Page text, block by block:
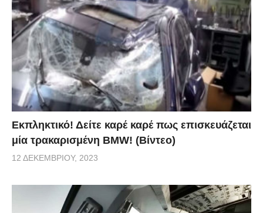
Εκπληκτικό! Δείτε καρέ καρέ πως επισκευάζεται
μία τρακαρισμένη BMW! (Βίντεο)
12 ΔΕΚΕΜΒΡΊΟΥ, 2023